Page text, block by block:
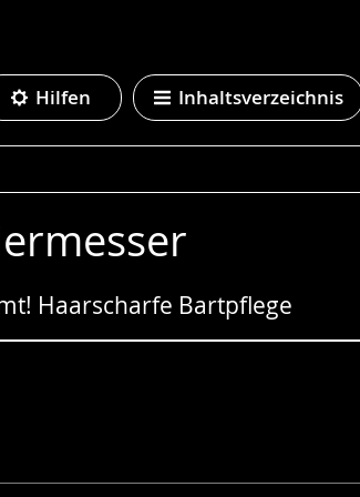
Inhaltsverzeichnis
Hilfen
Haarscharfe Bartpflege